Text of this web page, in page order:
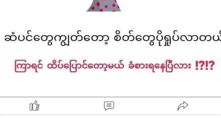
ဘီး သန့်ရှင်းရေး လုပ်ပါ (ဆေးပါ)
ခေါင်းစည်းကြိုးထက် ဖိကလစ် သုံးပါ
မနက်တိုင်း ဆံပင် ဖြီးပါ
သဘာဝ Product တွေ သုံးပါ (Chemical နည်းတာ)